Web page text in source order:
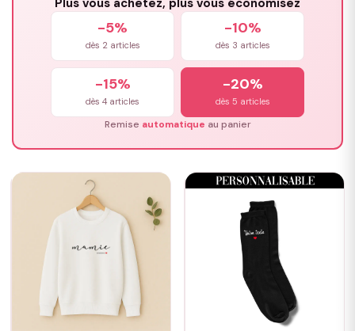
Plus vous achetez, plus vous économisez
-5%
dès 2 articles
-10%
dès 3 articles
-15%
dès 4 articles
-20%
dès 5 articles
Remise automatique au panier